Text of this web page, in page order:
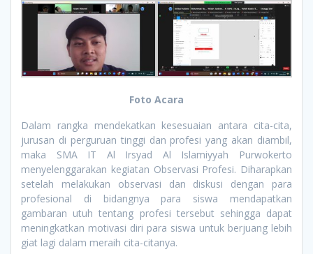
Foto Acara
Dalam rangka mendekatkan kesesuaian antara cita-cita,
jurusan di perguruan tinggi dan profesi yang akan diambil,
maka SMA IT Al Irsyad Al Islamiyyah Purwokerto
menyelenggarakan kegiatan Observasi Profesi. Diharapkan
setelah melakukan observasi dan diskusi dengan para
profesional di bidangnya para siswa mendapatkan
gambaran utuh tentang profesi tersebut sehingga dapat
meningkatkan motivasi diri para siswa untuk berjuang lebih
giat lagi dalam meraih cita-citanya.